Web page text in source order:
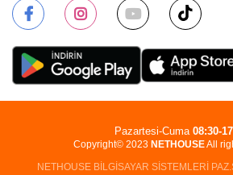
Copyright© 2023 NETHOUSEAll
NETHOUSE BİLGİSAYAR SİSTEMLERİ
Pazartesi-Cuma 08:30-